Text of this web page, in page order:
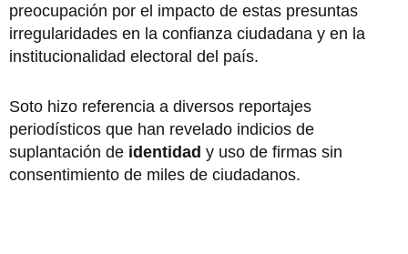
preocupación por el impacto de estas presuntas
irregularidades en la confianza ciudadana y en la
institucionalidad electoral del país.
Soto hizo referencia a diversos reportajes
periodísticos que han revelado indicios de
suplantación de identidad y uso de firmas sin
consentimiento de miles de ciudadanos.